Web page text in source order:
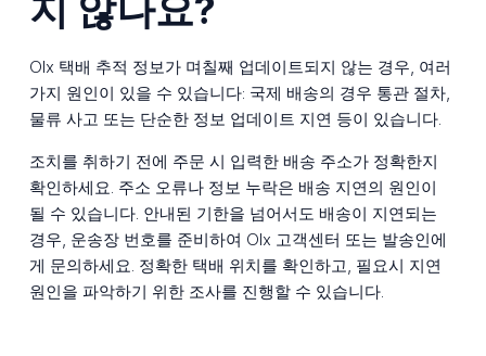
지 않나요?
Olx 택배 추적 정보가 며칠째 업데이트되지 않는 경우, 여러
가지 원인이 있을 수 있습니다: 국제 배송의 경우 통관 절차,
물류 사고 또는 단순한 정보 업데이트 지연 등이 있습니다.
조치를 취하기 전에 주문 시 입력한 배송 주소가 정확한지
확인하세요. 주소 오류나 정보 누락은 배송 지연의 원인이
될 수 있습니다. 안내된 기한을 넘어서도 배송이 지연되는
경우, 운송장 번호를 준비하여 Olx 고객센터 또는 발송인에
게 문의하세요. 정확한 택배 위치를 확인하고, 필요시 지연
원인을 파악하기 위한 조사를 진행할 수 있습니다.